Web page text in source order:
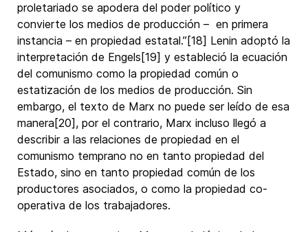
proletariado se apodera del poder político y
convierte los medios de producción – en primera
instancia – en propiedad estatal.”[18] Lenin adoptó la
interpretación de Engels[19] y estableció la ecuación
del comunismo como la propiedad común o
estatización de los medios de producción. Sin
embargo, el texto de Marx no puede ser leído de esa
manera[20], por el contrario, Marx incluso llegó a
describir a las relaciones de propiedad en el
comunismo temprano no en tanto propiedad del
Estado, sino en tanto propiedad común de los
productores asociados, o como la propiedad co-
operativa de los trabajadores.